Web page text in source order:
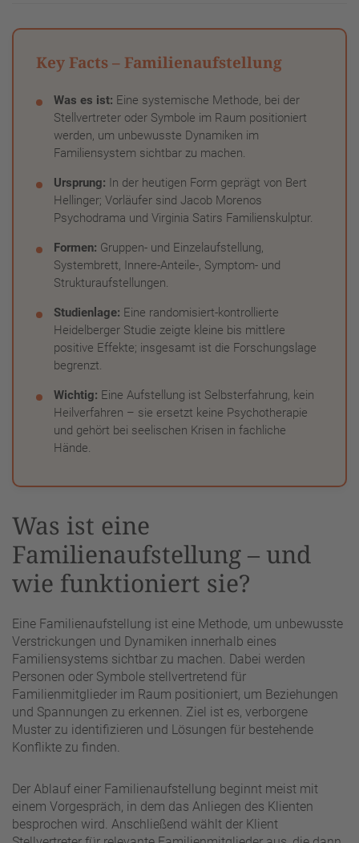
Key Facts – Familienaufstellung
Was es ist: Eine systemische Methode, bei der
Stellvertreter oder Symbole im Raum positioniert
werden, um unbewusste Dynamiken im
Familiensystem sichtbar zu machen.
Ursprung: In der heutigen Form geprägt von Bert
Hellinger; Vorläufer sind Jacob Morenos
Psychodrama und Virginia Satirs Familienskulptur.
Formen: Gruppen- und Einzelaufstellung,
Systembrett, Innere-Anteile-, Symptom- und
Strukturaufstellungen.
Studienlage: Eine randomisiert-kontrollierte
Heidelberger Studie zeigte kleine bis mittlere
positive Effekte; insgesamt ist die Forschungslage
begrenzt.
Wichtig: Eine Aufstellung ist Selbsterfahrung, kein
Heilverfahren – sie ersetzt keine Psychotherapie
und gehört bei seelischen Krisen in fachliche
Hände.
Was ist eine
Familienaufstellung – und
wie funktioniert sie?
Eine Familienaufstellung ist eine Methode, um unbewusste
Verstrickungen und Dynamiken innerhalb eines
Familiensystems sichtbar zu machen. Dabei werden
Personen oder Symbole stellvertretend für
Familienmitglieder im Raum positioniert, um Beziehungen
und Spannungen zu erkennen. Ziel ist es, verborgene
Muster zu identifizieren und Lösungen für bestehende
Konflikte zu finden.
Der Ablauf einer Familienaufstellung beginnt meist mit
einem Vorgespräch, in dem das Anliegen des Klienten
besprochen wird. Anschließend wählt der Klient